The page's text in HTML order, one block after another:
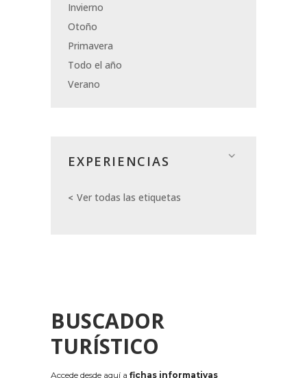
Invierno
Otoño
Primavera
Todo el año
Verano
EXPERIENCIAS
Ver todas las etiquetas
BUSCADOR
TURÍSTICO
Accede desde aquí a fichas informativas